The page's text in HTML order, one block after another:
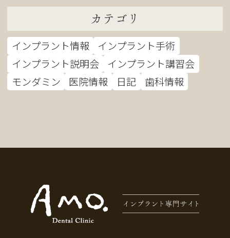
カテゴリ
インプラント情報
インプラント手術
インプラント説明会
インプラント講習会
モンダミン
医院情報 日記 歯科情報